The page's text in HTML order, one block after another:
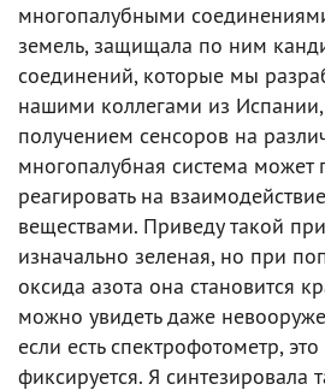
многопалубными
земель, защищала по ним
соединений, которые мы
нашими коллегами из
получением сенсоров на
многопалубная система может
реагировать на
веществами. Приведу такой
изначально зеленая, но при
оксида азота она становится
можно увидеть даже
если есть спектрофотометр,
фиксируется. Я синтезировала